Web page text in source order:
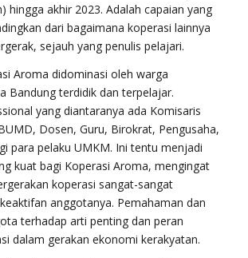
hingga akhir 2023. Adalah capaian yang
dari bagaimana koperasi lainnya
sejauh yang penulis pelajari.
Aroma didominasi oleh warga
Bandung terdidik dan terpelajar.
yang diantaranya ada Komisaris
Dosen, Guru, Birokrat, Pengusaha,
para pelaku UMKM. Ini tentu menjadi
kuat bagi Koperasi Aroma, mengingat
koperasi sangat-sangat
anggotanya. Pemahaman dan
terhadap arti penting dan peran
dalam gerakan ekonomi kerakyatan.